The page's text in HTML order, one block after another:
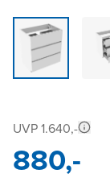
UVP 1.640,-
880,-